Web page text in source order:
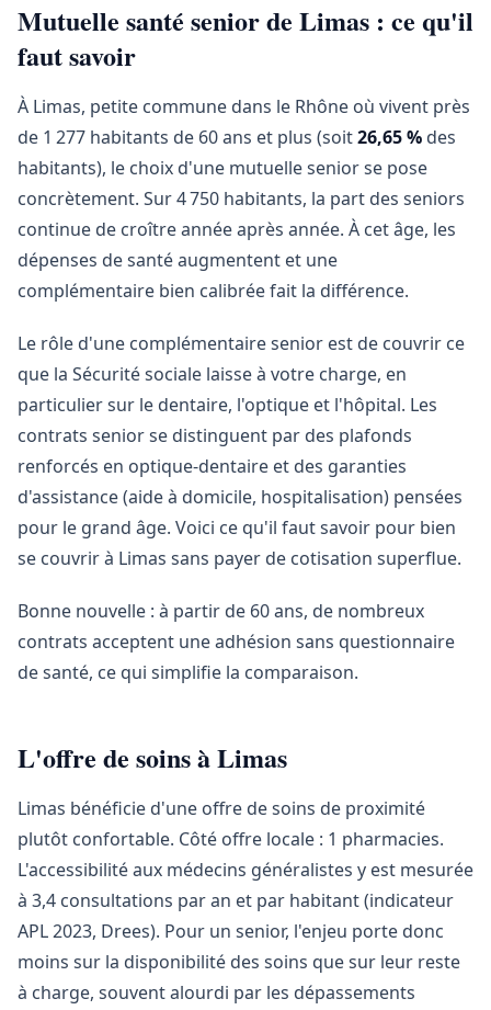
Mutuelle santé senior de Limas : ce qu'il
faut savoir
À Limas, petite commune dans le Rhône où vivent près
de 1 277 habitants de 60 ans et plus (soit26,65 % des
habitants), le choix d'une mutuelle senior se pose
concrètement. Sur 4 750 habitants, la part des seniors
continue de croître année après année. À cet âge, les
dépenses de santé augmentent et une
complémentaire bien calibrée fait la différence.
Le rôle d'une complémentaire senior est de couvrir ce
que la Sécurité sociale laisse à votre charge, en
particulier sur le dentaire, l'optique et l'hôpital. Les
contrats senior se distinguent par des plafonds
renforcés en optique-dentaire et des garanties
d'assistance (aide à domicile, hospitalisation) pensées
pour le grand âge. Voici ce qu'il faut savoir pour bien
se couvrir à Limas sans payer de cotisation superflue.
Bonne nouvelle : à partir de 60 ans, de nombreux
contrats acceptent une adhésion sans questionnaire
de santé, ce qui simplifie la comparaison.
L'offre de soins à Limas
Limas bénéficie d'une offre de soins de proximité
plutôt confortable. Côté offre locale : 1 pharmacies.
L'accessibilité aux médecins généralistes y est mesurée
à 3,4 consultations par an et par habitant (indicateur
APL 2023, Drees). Pour un senior, l'enjeu porte donc
moins sur la disponibilité des soins que sur leur reste
à charge, souvent alourdi par les dépassements